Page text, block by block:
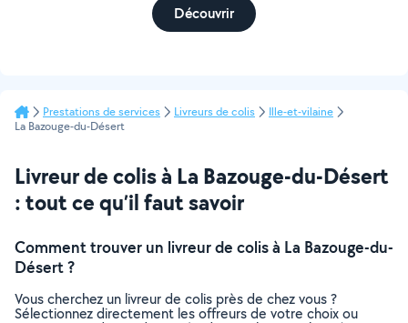
Découvrir
Prestations de services Livreurs de colis
Ille-et-vilaine
La Bazouge-du-Désert
Livreur de colis à La Bazouge-du-Désert
: tout ce qu’il faut savoir
Comment trouver un livreur de colis à La Bazouge-du-
Désert ?
Vous cherchez un livreur de colis près de chez vous ?
Sélectionnez directement les offreurs de votre choix ou